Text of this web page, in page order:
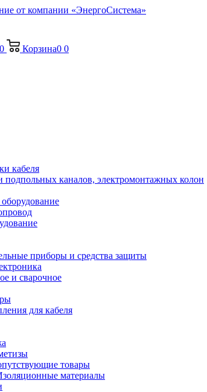
0 Корзина0 0
кабеля
каналов, электромонтажных колон
приборы и средства защиты
и сварочное
для кабеля
товары
материалы